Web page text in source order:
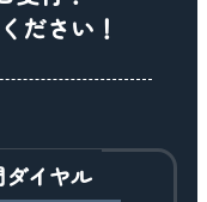
ださい！
ダイヤル